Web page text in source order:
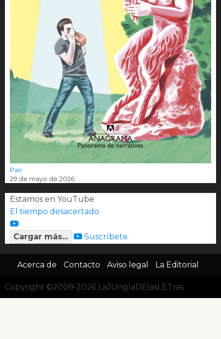
Pan
29 de mayo de 2026
Estamos en YouTube
El tiempo desacertado
Cargar más... Suscríbete
Acerca de Contacto Aviso legal La Editorial
Copyright ©2009-2026 LaJUnglaDElasLETras